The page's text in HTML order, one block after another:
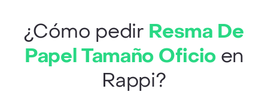
¿Cómo pedir Resma De
Papel Tamaño Oficioen
Rappi?